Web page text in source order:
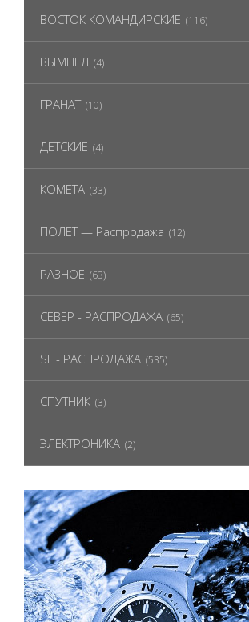
ВОСТОК КОМАНДИРСКИЕ (116)
ВЫМПЕЛ (4)
ГРАНАТ (10)
ДЕТСКИЕ (4)
КОМЕТА (33)
ПОЛЕТ — Распродажа (12)
РАЗНОЕ (63)
СЕВЕР - РАСПРОДАЖА (65)
SL - РАСПРОДАЖА (535)
СПУТНИК (3)
ЭЛЕКТРОНИКА (2)